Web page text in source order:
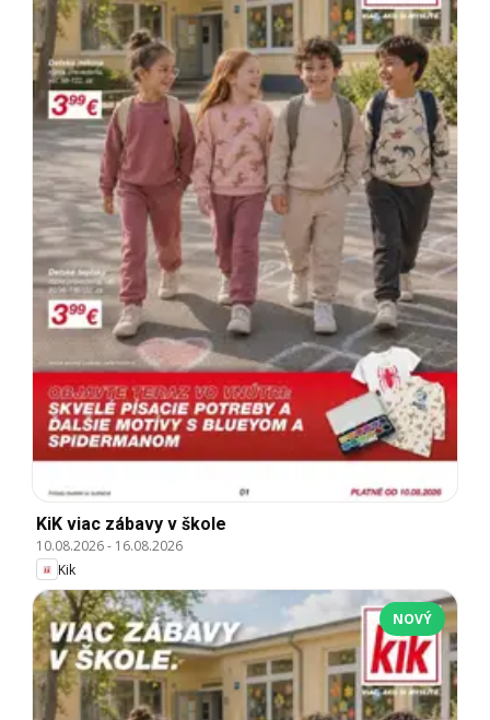
KiK viac zábavy v škole
10.08.2026- 16.08.2026
Kik
NOVÝ